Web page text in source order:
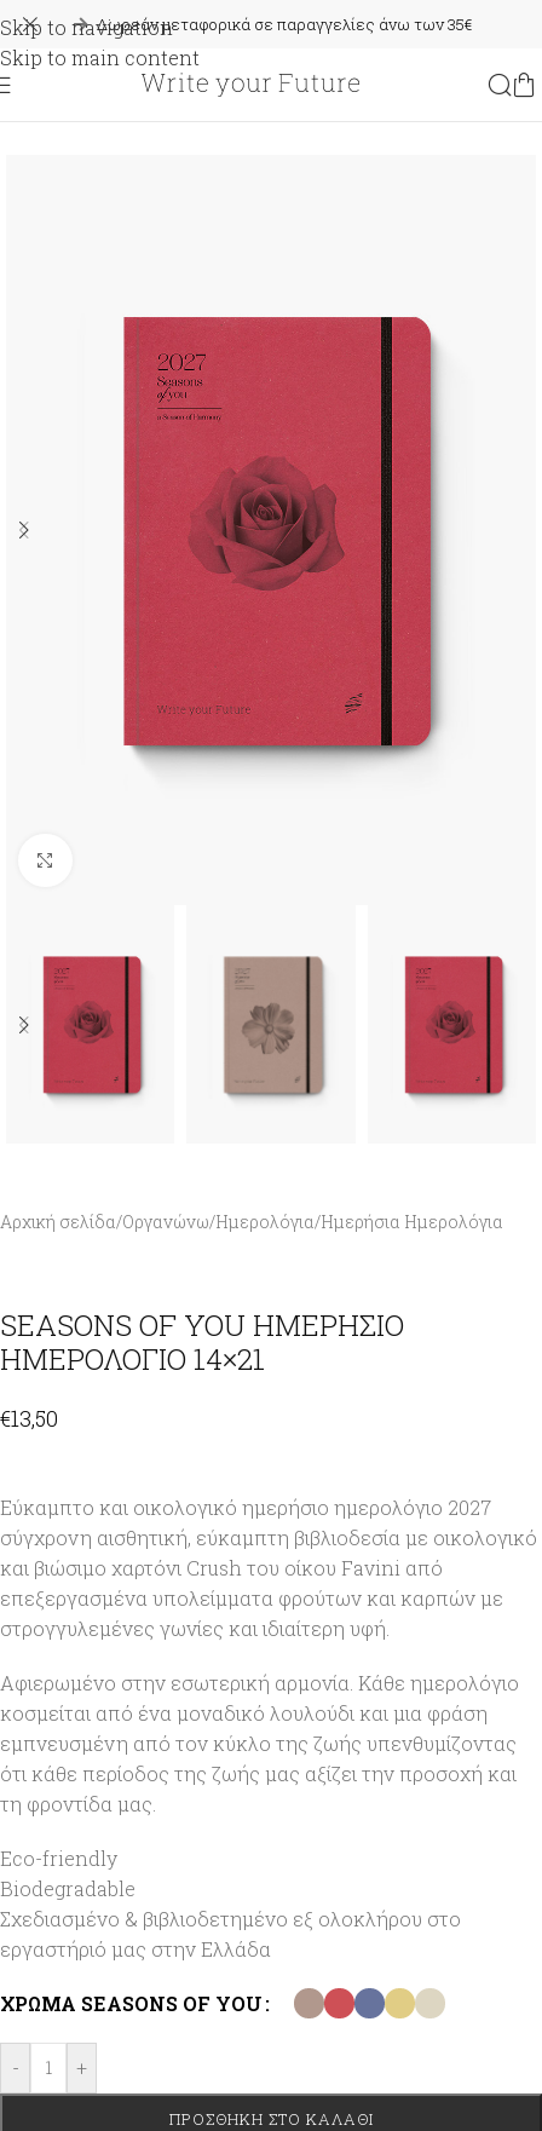
Skip to navigation
Skip to main content
Δωρεάν μεταφορικά σε παραγγελίες άνω των 35€
Αρχική σελίδα/Οργανώνω/Ημερολόγια/Ημερήσια Ημερολόγια
SEASONS OF YOU ΗΜΕΡΗΣΙΟ
ΗΜΕΡΟΛΟΓΙΟ 14×21
€13,50
Εύκαμπτο και οικολογικό ημερήσιο ημερολόγιο 2027
σύγχρονη αισθητική, εύκαμπτη βιβλιοδεσία με οικολογικό
και βιώσιμο χαρτόνι Crush του οίκου Favini από
επεξεργασμένα υπολείμματα φρούτων και καρπών με
στρογγυλεμένες γωνίες και ιδιαίτερη υφή.
Αφιερωμένο στην εσωτερική αρμονία. Κάθε ημερολόγιο
κοσμείται από ένα μοναδικό λουλούδι και μια φράση
εμπνευσμένη από τον κύκλο της ζωής υπενθυμίζοντας
ότι κάθε περίοδος της ζωής μας αξίζει την προσοχή και
τη φροντίδα μας.
Eco-friendly
Biodegradable
Σχεδιασμένο & βιβλιοδετημένο εξ ολοκλήρου στο
εργαστήριό μας στην Ελλάδα
ΧΡΏΜΑ SEASONS OF YOU
- +
ΠΡΟΣΘΉΚΗ ΣΤΟ ΚΑΛΆΘΙ